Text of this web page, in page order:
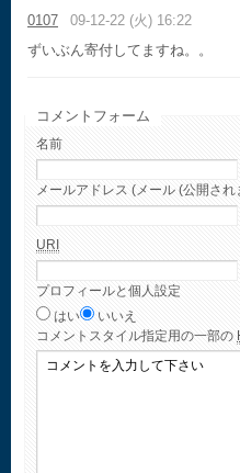
0107
09-12-22 (火) 16:22
ずいぶん寄付してますね。。
コメントフォーム
名前
メールアドレス (メール (公開され
URI
プロフィールと個人設定
はい
いいえ
コメント スタイル指定用の一部の